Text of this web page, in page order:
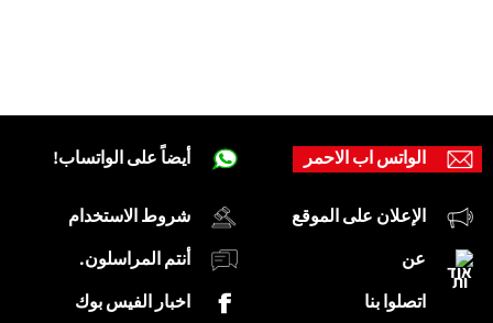
أيضاً على الواتساب!
شروط الاستخدام
أنتم المراسلون.
اخبار الفيس بوك
الواتس اب الاحمر
الإعلان على الموقع
عن
اتصلوا بنا